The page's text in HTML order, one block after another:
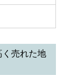
売れた地